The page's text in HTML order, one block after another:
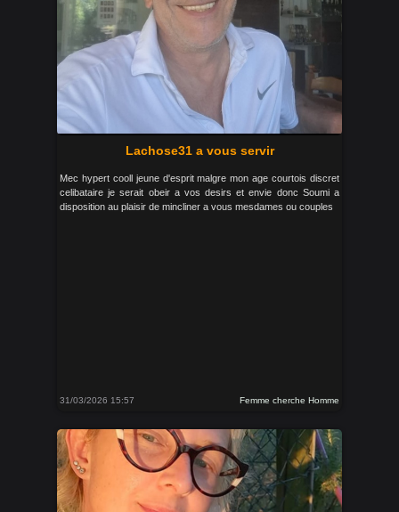
Lachose31 a vous servir
Mec hypert cooll jeune d'esprit malgre mon age courtois discret
celibataire je serait obeir a vos desirs et envie donc Soumi a
disposition au plaisir de mincliner a vous mesdames ou couples
31/03/2026 15:57 Femme cherche Homme